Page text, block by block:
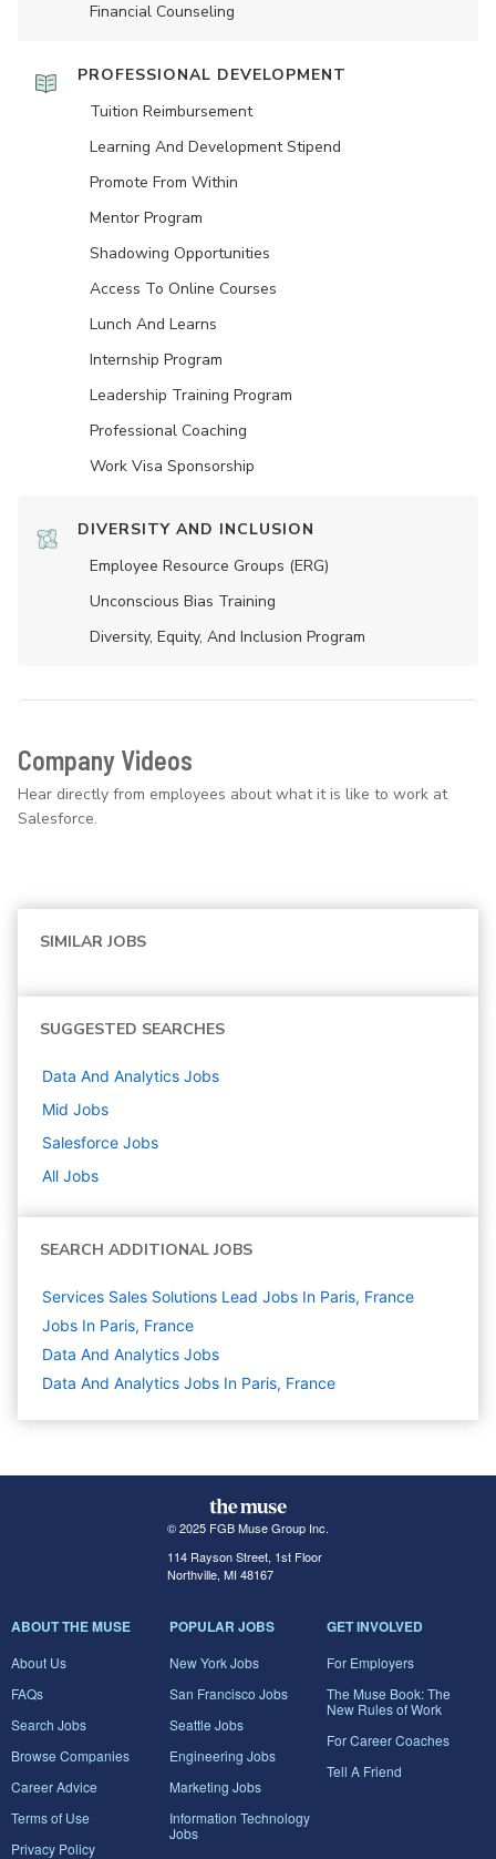
Financial Counseling
PROFESSIONAL DEVELOPMENT
Tuition Reimbursement
Learning And Development Stipend
Promote From Within
Mentor Program
Shadowing Opportunities
Access To Online Courses
Lunch And Learns
Internship Program
Leadership Training Program
Professional Coaching
Work Visa Sponsorship
DIVERSITY AND INCLUSION
Employee Resource Groups (ERG)
Unconscious Bias Training
Diversity, Equity, And Inclusion Program
Company Videos
Hear directly from employees about what it is like to work at
Salesforce.
SIMILAR JOBS
SUGGESTED SEARCHES
Data And Analytics Jobs
Mid Jobs
Salesforce Jobs
All Jobs
SEARCH ADDITIONAL JOBS
Services Sales Solutions Lead Jobs In Paris, France
Jobs In Paris, France
Data And Analytics Jobs
Data And Analytics Jobs In Paris, France
© 2025 FGB Muse Group Inc.
114 Rayson Street, 1st Floor
Northville, MI 48167
ABOUT THE MUSE
About Us
FAQs
Search Jobs
Browse Companies
Career Advice
Terms of Use
Privacy Policy
POPULAR JOBS
New York Jobs
San Francisco Jobs
Seattle Jobs
Engineering Jobs
Marketing Jobs
Information Technology
Jobs
GET INVOLVED
For Employers
The Muse Book: The
New Rules of Work
For Career Coaches
Tell A Friend